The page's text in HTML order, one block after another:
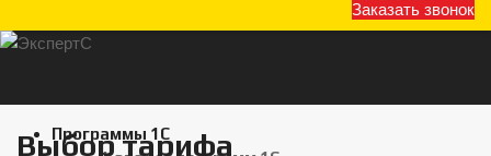
Заказать звонок
Программы 1С
Выбор тарифа